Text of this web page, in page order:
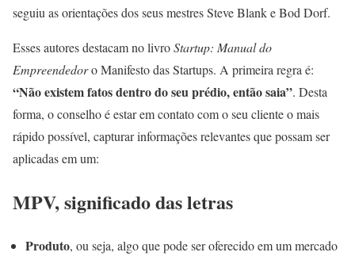
seguiu as orientações dos seus mestres Steve Blank e Bod Dorf.
Esses autores destacam no livroStartup: Manual do
Empreendedoro Manifesto das Startups. A primeira regra é:
“Não existem fatos dentro do seu prédio, então saia”. Desta
forma, o conselho é estar em contato com o seu cliente o mais
rápido possível, capturar informações relevantes que possam ser
aplicadas em um:
MPV, significado das letras
Produto, ou seja, algo que pode ser oferecido em um mercado